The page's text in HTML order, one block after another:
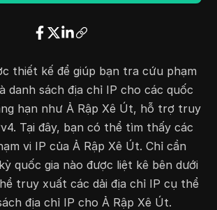
47.235.23.255
50.61.255.255
50.119.255.255
65536
51.36.255.255
65536
51.39.255.255
65536
51.211.255.255
65536
51.218.255.255
65536
51.223.255.255
65536
thiết kế để giúp bạn tra cứu phạm
danh sách địa chỉ IP cho các quốc
hạn như Ả Rập Xê Út, hỗ trợ truy
Tại đây, bạn có thể tìm thấy các
vi IP của Ả Rập Xê Út. Chỉ cần
quốc gia nào được liệt kê bên dưới
truy xuất các dải địa chỉ IP cụ thể
địa chỉ IP cho Ả Rập Xê Út.